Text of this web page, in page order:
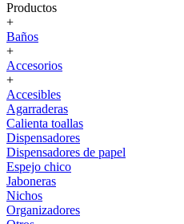
Productos
+
Baños
+
Accesorios
+
Accesibles
Agarraderas
Calienta toallas
Dispensadores
Dispensadores de papel
Espejo chico
Jaboneras
Nichos
Organizadores